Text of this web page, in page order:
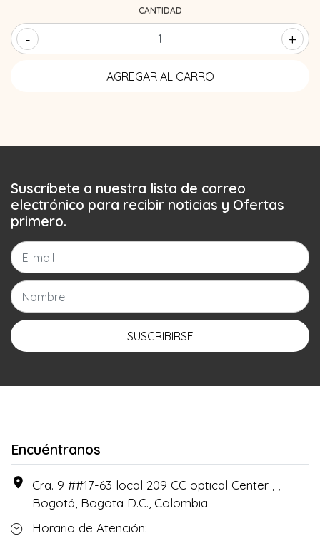
CANTIDAD
- +
Suscríbete a nuestra lista de correo
electrónico para recibir noticias y Ofertas
primero.
SUSCRIBIRSE
Encuéntranos
Cra. 9 ##17-63 local 209 CC optical Center , ,
Bogotá, Bogota D.C., Colombia
Horario de Atención: